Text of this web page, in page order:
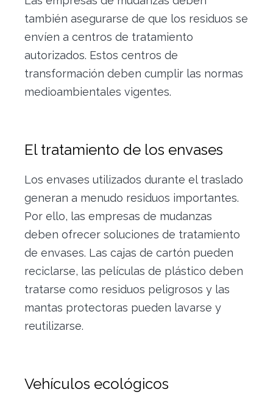
también asegurarse de que los residuos se
envíen a centros de tratamiento
autorizados. Estos centros de
transformación deben cumplir las normas
medioambientales vigentes.
El tratamiento de los envases
Los envases utilizados durante el traslado
generan a menudo residuos importantes.
Por ello, las empresas de mudanzas
deben ofrecer soluciones de tratamiento
de envases. Las cajas de cartón pueden
reciclarse, las películas de plástico deben
tratarse como residuos peligrosos y las
mantas protectoras pueden lavarse y
reutilizarse.
Vehículos ecológicos